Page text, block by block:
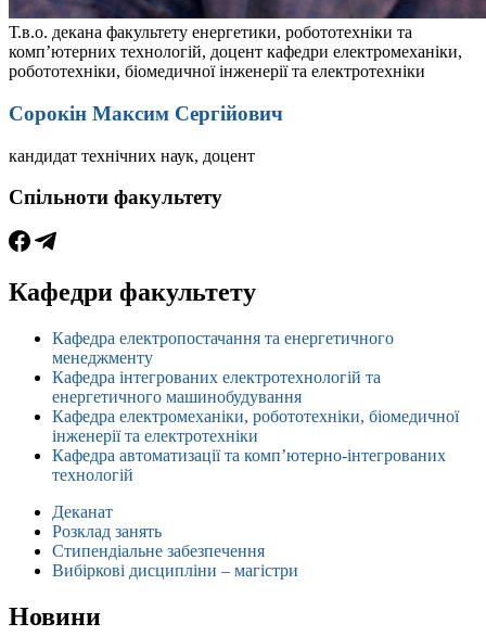
Т.в.о. декана факультету енергетики, робототехніки та
комп’ютерних технологій, доцент кафедри електромеханіки,
робототехніки, біомедичної інженерії та електротехніки
Сорокін Максим Сергійович
кандидат технічних наук, доцент
Спільноти факультету
Кафедри факультету
Кафедра електропостачання та енергетичного
менеджменту
Кафедра інтегрованих електротехнологій та
енергетичного машинобудування
Кафедра електромеханіки, робототехніки, біомедичної
інженерії та електротехніки
Кафедра автоматизації та комп’ютерно-інтегрованих
технологій
Деканат
Розклад занять
Стипендіальне забезпечення
Вибіркові дисципліни – магістри
Новини